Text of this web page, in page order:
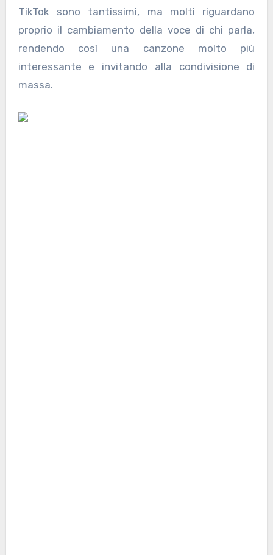
TikTok sono tantissimi, ma molti riguardano
proprio il cambiamento della voce di chi parla,
rendendo così una canzone molto più
interessante e invitando alla condivisione di
massa.